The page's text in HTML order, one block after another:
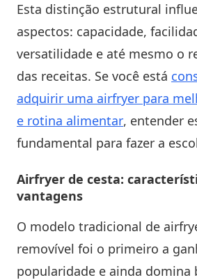
Esta distinção estrutural
aspectos: capacidade,
versatilidade e até mesmo o
das receitas. Se você está
adquirir uma airfryer para
e rotina alimentar, entender
fundamental para fazer a
Airfryer de cesta:
vantagens
O modelo tradicional de
removível foi o primeiro a
popularidade e ainda domina